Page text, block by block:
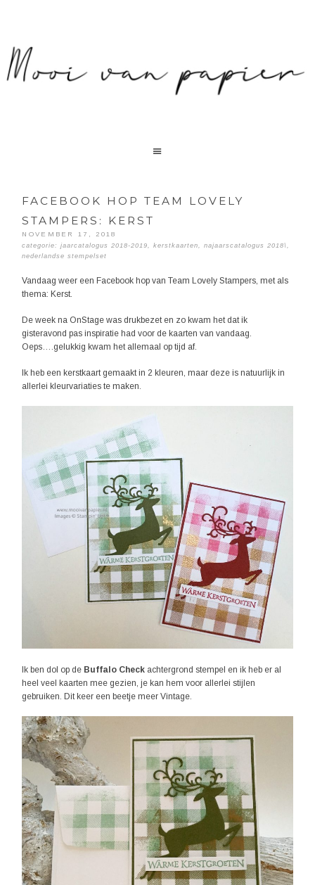
FACEBOOK HOP TEAM LOVELY
STAMPERS: KERST
NOVEMBER 17, 2018
categorie:jaarcatalogus 2018-2019,kerstkaarten,najaarscatalogus 2018\,
nederlandse stempelset
Vandaag weer een Facebook hop van Team Lovely Stampers, met als
thema: Kerst.
De week na OnStage was drukbezet en zo kwam het dat ik
gisteravond pas inspiratie had voor de kaarten van vandaag.
Oeps….gelukkig kwam het allemaal op tijd af.
Ik heb een kerstkaart gemaakt in 2 kleuren, maar deze is natuurlijk in
allerlei kleurvariaties te maken.
Ik ben dol op de Buffalo Check achtergrond stempel en ik heb er al
heel veel kaarten mee gezien, je kan hem voor allerlei stijlen
gebruiken. Dit keer een beetje meer Vintage.